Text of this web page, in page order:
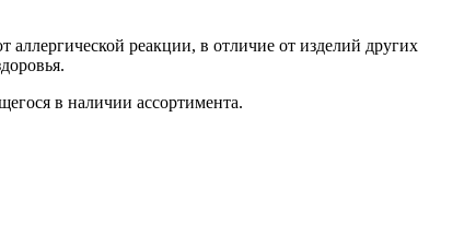
реакции, в отличие от изделий других
в наличии ассортимента.